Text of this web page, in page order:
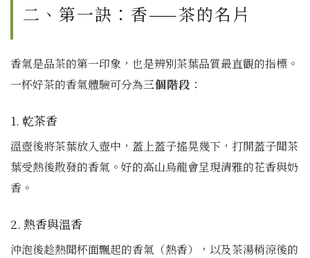
二、第一訣：香——茶的名片
香氣是品茶的第一印象，也是辨別茶葉品質最直觀的指標。
一杯好茶的香氣體驗可分為三個階段 ：
1. 乾茶香
溫壺後將茶葉放入壺中，蓋上蓋子搖晃幾下，打開蓋子聞茶
葉受熱後散發的香氣。好的高山烏龍會呈現清雅的花香與奶
香。
2. 熱香與溫香
沖泡後趁熱聞杯面飄起的香氣（熱香），以及茶湯稍涼後的